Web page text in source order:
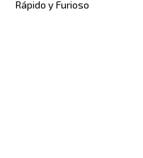
Rápido y Furioso